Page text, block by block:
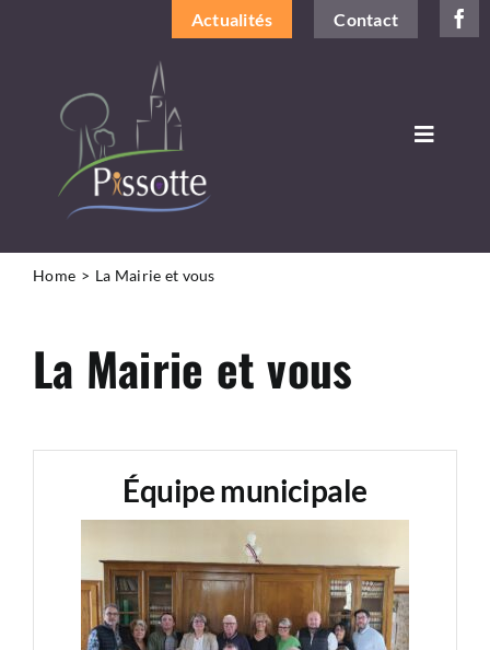
Actualités Contact
Toggle
DÉCOUVRIR LA COMMUNE
VIVRE À PISSOTTE
Home La Mairie et vous
La Mairie et vous
Équipe municipale